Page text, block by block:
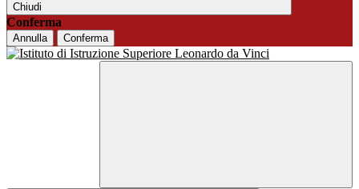
Chiudi
Conferma
Annulla Conferma